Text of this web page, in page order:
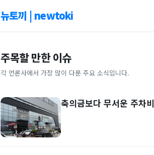
뉴토끼 | newtoki
주목할 만한 이슈
각 언론사에서 가장 많이 다룬 주요 소식입니다.
축의금보다 무서운 주차